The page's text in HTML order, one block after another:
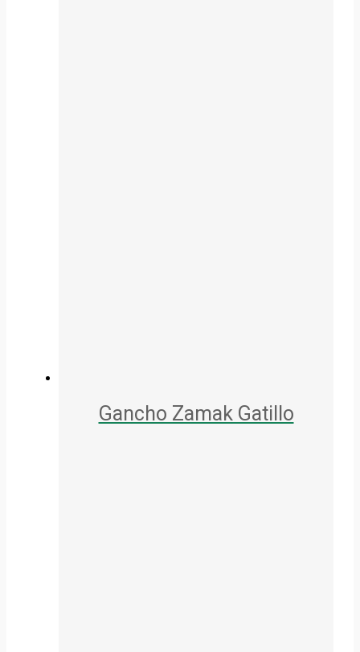
Gancho Zamak Gatillo